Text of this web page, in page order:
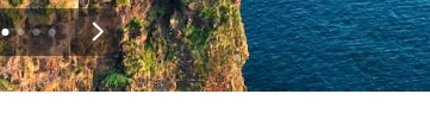
View
slide
1
View
slide
2
View
slide
3
View
slide
4